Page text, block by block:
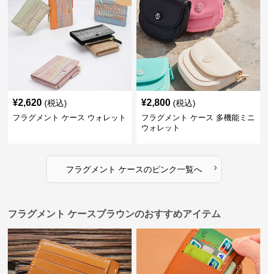
¥2,620 (税込)
フラグメント ケース ウォレット
¥2,800 (税込)
フラグメント ケース 多機能ミニ
ウォレット
フラグメント ケースのピンク一覧へ ›
フラグメント ケースブラウンのおすすめアイテム